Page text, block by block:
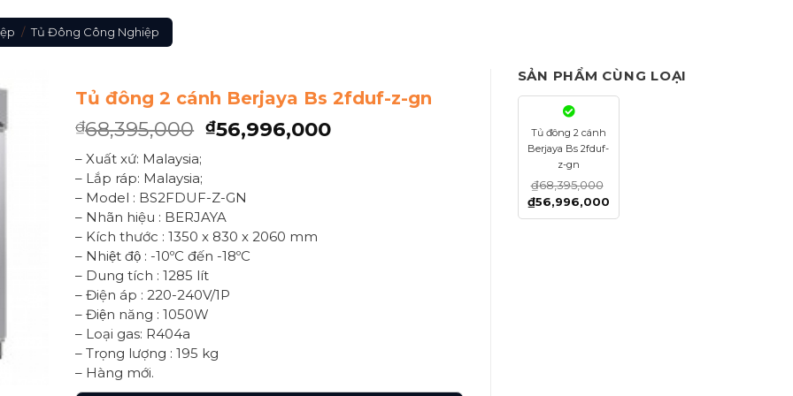
/ Tủ Đông Công Nghiệp
Tủ đông 2 cánh Berjaya Bs 2fduf-z-gn
₫68,395,000 ₫56,996,000
– Xuất xứ: Malaysia;
– Lắp ráp: Malaysia;
– Model : BS2FDUF-Z-GN
– Nhãn hiệu : BERJAYA
– Kích thước : 1350 x 830 x 2060 mm
– Nhiệt độ : -10ºC đến -18ºC
– Dung tích : 1285 lít
– Điện áp : 220-240V/1P
– Điện năng : 1050W
– Loại gas: R404a
– Trọng lượng : 195 kg
– Hàng mới.
SẢN PHẨM CÙNG LOẠI
Tủ đông 2 cánh
Berjaya Bs 2fduf-
z-gn
₫68,395,000
₫56,996,000